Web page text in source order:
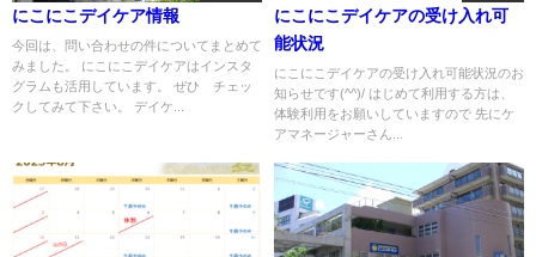
にこにこデイケア情報
今回は、問い合わせの件についてまとめて
みました。 にこにこデイケアはインスタ
グラムも活用しています。 ぜひ チェッ
クしてみて下さい。 デイケ...
にこにこデイケアの受け入れ可
能状況
にこにこデイケアの受け入れ可能状況のお
知らせです(^^)/ はじめて利用する方は、
体験利用をお願いしていますので 先にケ
アマネージャーさん...